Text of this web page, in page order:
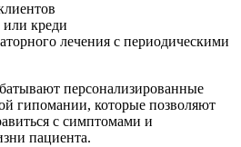
или креди
лечения с периодическими
персонализированные
гипомании, которые позволяют
с симптомами и
пациента.